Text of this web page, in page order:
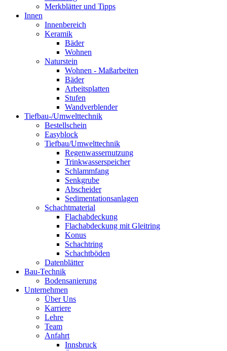
Merkblätter und Tipps
Innen
Innenbereich
Keramik
Bäder
Wohnen
Naturstein
Wohnen - Maßarbeiten
Bäder
Arbeitsplatten
Stufen
Wandverblender
Tiefbau-/Umwelttechnik
Bestellschein
Easyblock
Tiefbau/Umwelttechnik
Regenwassernutzung
Trinkwasserspeicher
Schlammfang
Senkgrube
Abscheider
Sedimentationsanlagen
Schachtmaterial
Flachabdeckung
Flachabdeckung mit Gleitring
Konus
Schachtring
Schachtböden
Datenblätter
Bau-Technik
Bodensanierung
Unternehmen
Über Uns
Karriere
Lehre
Team
Anfahrt
Innsbruck